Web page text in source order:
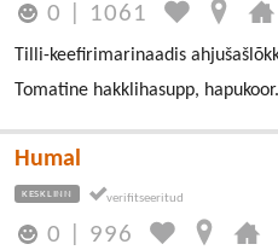
0 1061
Tilli-keefirimarinaadis
Tomatine hakklihasupp, hapukoor.
Humal
KESKLINN
0 996